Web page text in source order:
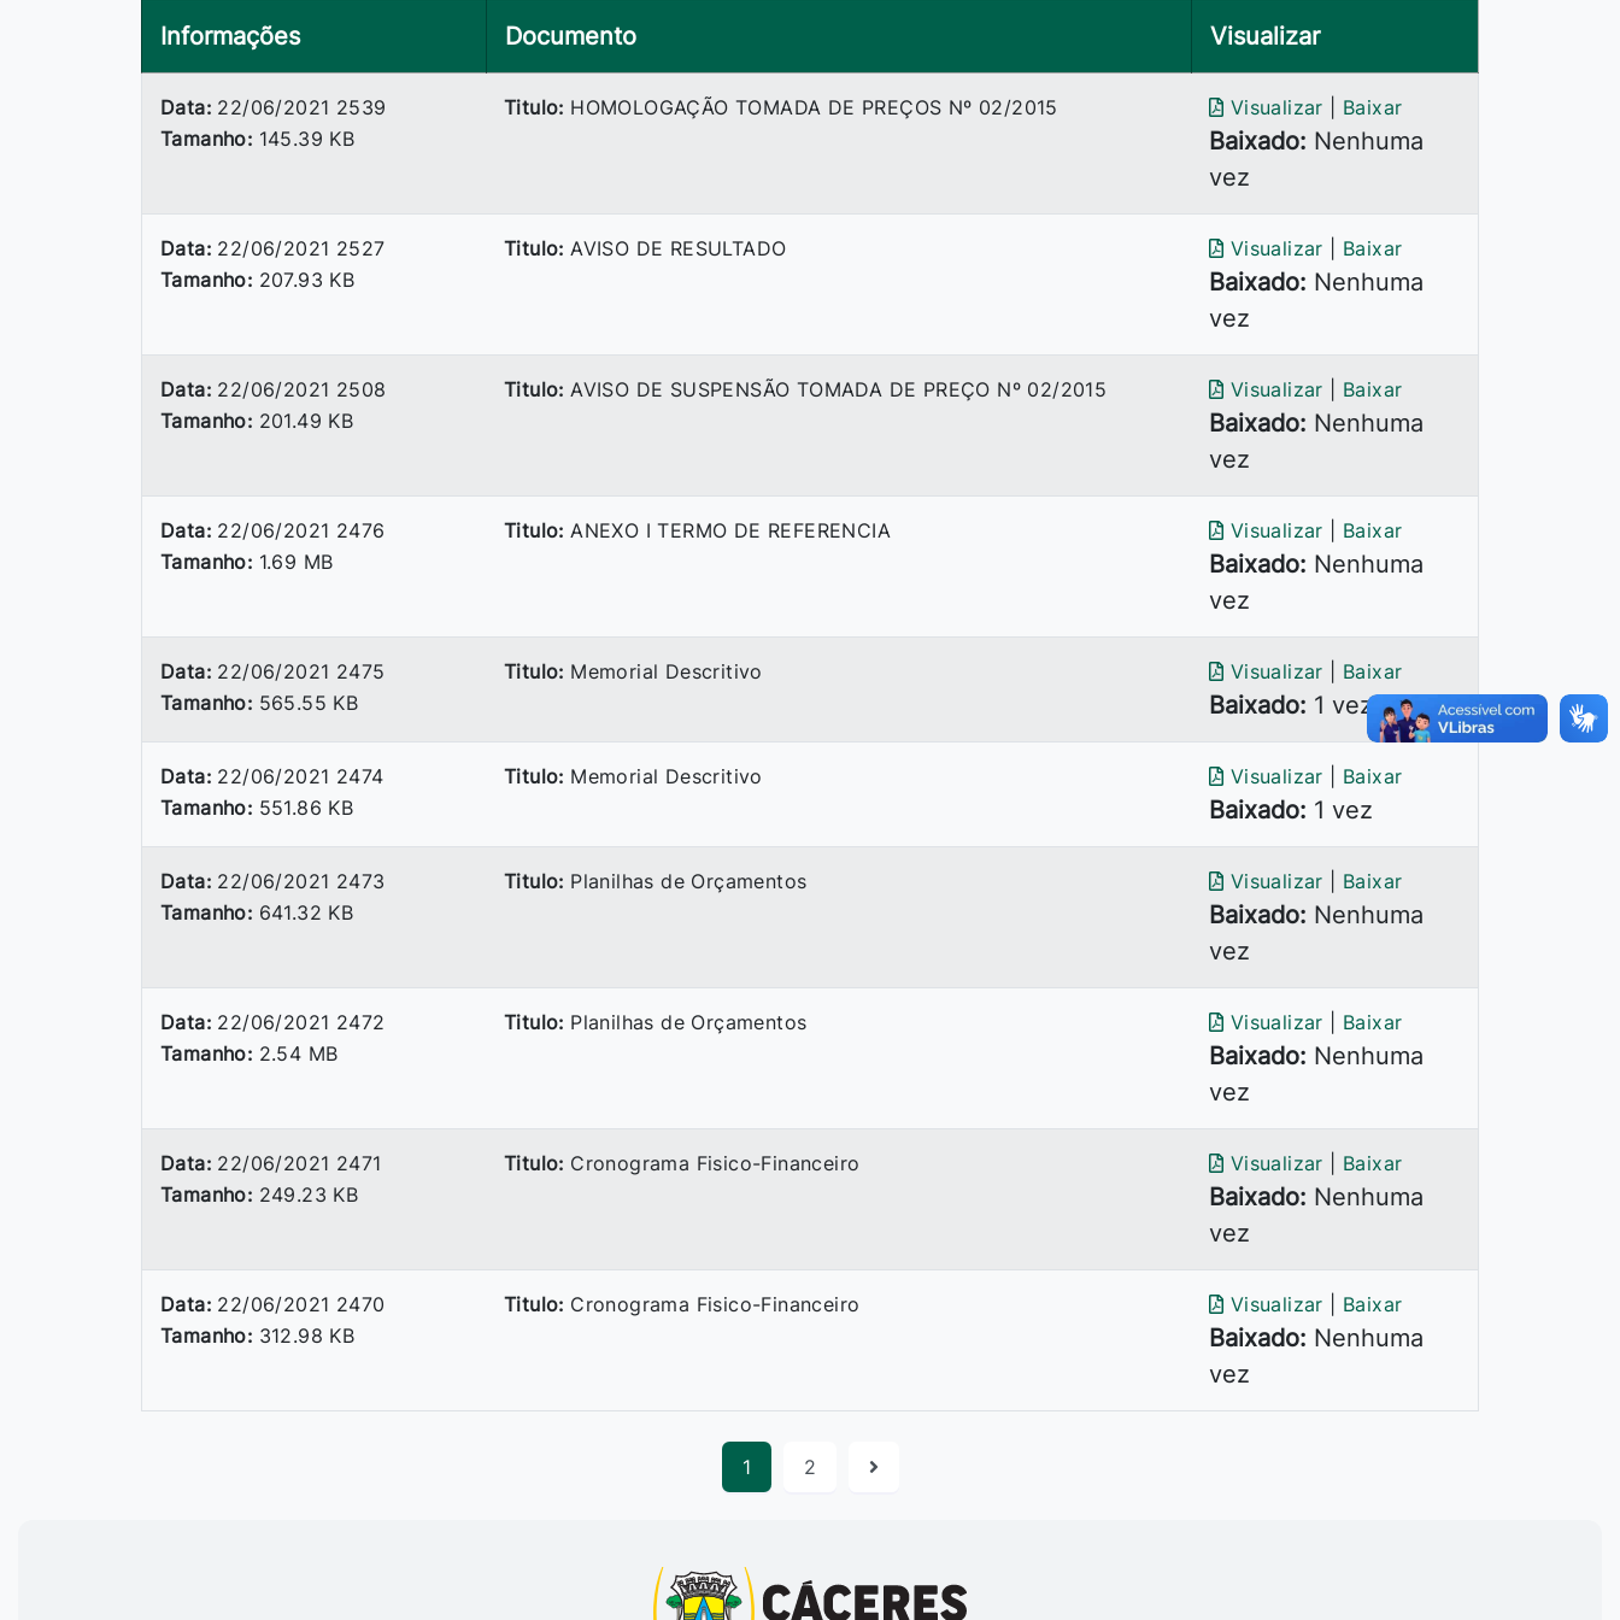
Informações Documento Visualizar
Data: 22/06/2021 2539
Tamanho: 145.39 KB
Titulo: HOMOLOGAÇÃO TOMADA DE PREÇOS Nº 02/2015 Visualizar Baixar
Baixado: Nenhuma
vez
Data: 22/06/2021 2527
Tamanho: 207.93 KB
Titulo: AVISO DE RESULTADO Visualizar Baixar
Baixado: Nenhuma
vez
Data: 22/06/2021 2508
Tamanho: 201.49 KB
Titulo: AVISO DE SUSPENSÃO TOMADA DE PREÇO Nº 02/2015 Visualizar Baixar
Baixado: Nenhuma
vez
Data: 22/06/2021 2476
Tamanho: 1.69 MB
Titulo: ANEXO I TERMO DE REFERENCIA Visualizar Baixar
Baixado: Nenhuma
vez
Data: 22/06/2021 2475
Tamanho: 565.55 KB
Titulo: Memorial Descritivo Visualizar Baixar
Baixado: 1 vez
Data: 22/06/2021 2474
Tamanho: 551.86 KB
Titulo: Memorial Descritivo Visualizar Baixar
Baixado: 1 vez
Data: 22/06/2021 2473
Tamanho: 641.32 KB
Titulo: Planilhas de Orçamentos Visualizar Baixar
Baixado: Nenhuma
vez
Data: 22/06/2021 2472
Tamanho: 2.54 MB
Titulo: Planilhas de Orçamentos Visualizar Baixar
Baixado: Nenhuma
vez
Data: 22/06/2021 2471
Tamanho: 249.23 KB
Titulo: Cronograma Fisico-Financeiro Visualizar Baixar
Baixado: Nenhuma
vez
Data: 22/06/2021 2470
Tamanho: 312.98 KB
Titulo: Cronograma Fisico-Financeiro Visualizar Baixar
Baixado: Nenhuma
vez
1 2